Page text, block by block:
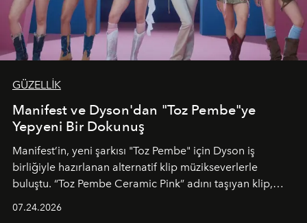
GÜZELLİK
Manifest ve Dyson'dan "Toz Pembe"ye
Yepyeni Bir Dokunuş
Manifest’in, yeni şarkısı "Toz Pembe" için Dyson iş
birliğiyle hazırlanan alternatif klip müzikseverlerle
buluştu. “Toz Pembe Ceramic Pink” adını taşıyan klip,
07.24.2026